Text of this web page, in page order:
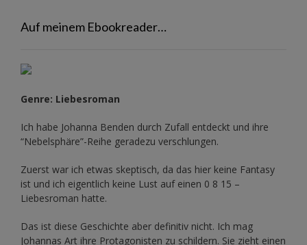
Auf meinem Ebookreader…
Genre: Liebesroman
Ich habe Johanna Benden durch Zufall entdeckt und ihre
“Nebelsphäre”-Reihe geradezu verschlungen.
Zuerst war ich etwas skeptisch, da das hier keine Fantasy
ist und ich eigentlich keine Lust auf einen 0 8 15 –
Liebesroman hatte.
Das ist diese Geschichte aber definitiv nicht. Ich mag
Johannas Art ihre Protagonisten zu schildern. Sie zieht einen